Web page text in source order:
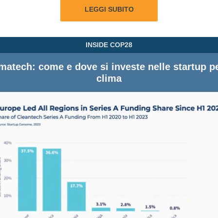
LEGGI SUBITO
INSIDE COP28
come e dove si investe nelle startup
clima